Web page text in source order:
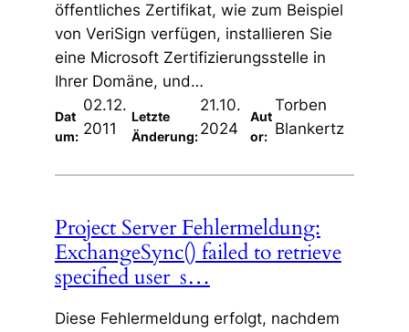
öffentliches Zertifikat, wie zum Beispiel
von VeriSign verfügen, installieren Sie
eine Microsoft Zertifizierungsstelle in
Ihrer Domäne, und…
Dat
um:
02.12.
2011
Letzte
Änderung:
21.10.
2024
Aut
or:
Torben
Blankertz
Project Server Fehlermeldung:
ExchangeSync() failed to retrieve
specified user_s…
Diese Fehlermeldung erfolgt, nachdem